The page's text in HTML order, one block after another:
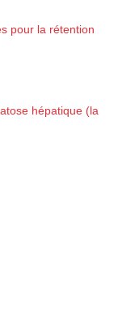
pour la rétention
hépatique (la